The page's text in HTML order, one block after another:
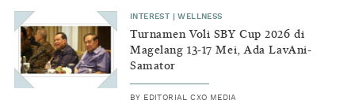
INTEREST |WELLNESS
Turnamen Voli SBY Cup 2026 di
Magelang 13-17 Mei, Ada LavAni-
Samator
BY EDITORIAL CXO MEDIA